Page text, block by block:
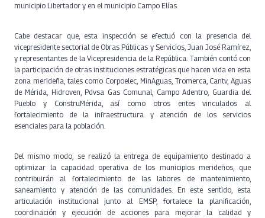
municipio Libertador y en el municipio Campo Elías.
Cabe destacar que, esta inspección se efectuó con la presencia del
vicepresidente sectorial de Obras Públicas y Servicios, Juan José Ramírez,
y representantes de la Vicepresidencia de la República. También contó con
la participación de otras instituciones estratégicas que hacen vida en esta
zona merideña, tales como Corpoelec, MinAguas, Tromerca, Cantv, Aguas
de Mérida, Hidroven, Pdvsa Gas Comunal, Campo Adentro, Guardia del
Pueblo y ConstruMérida, así como otros entes vinculados al
fortalecimiento de la infraestructura y atención de los servicios
esenciales para la población.
Del mismo modo, se realizó la entrega de equipamiento destinado a
optimizar la capacidad operativa de los municipios merideños, que
contribuirán al fortalecimiento de las labores de mantenimiento,
saneamiento y atención de las comunidades. En este sentido, esta
articulación institucional junto al EMSP, fortalece la planificación,
coordinación y ejecución de acciones para mejorar la calidad y